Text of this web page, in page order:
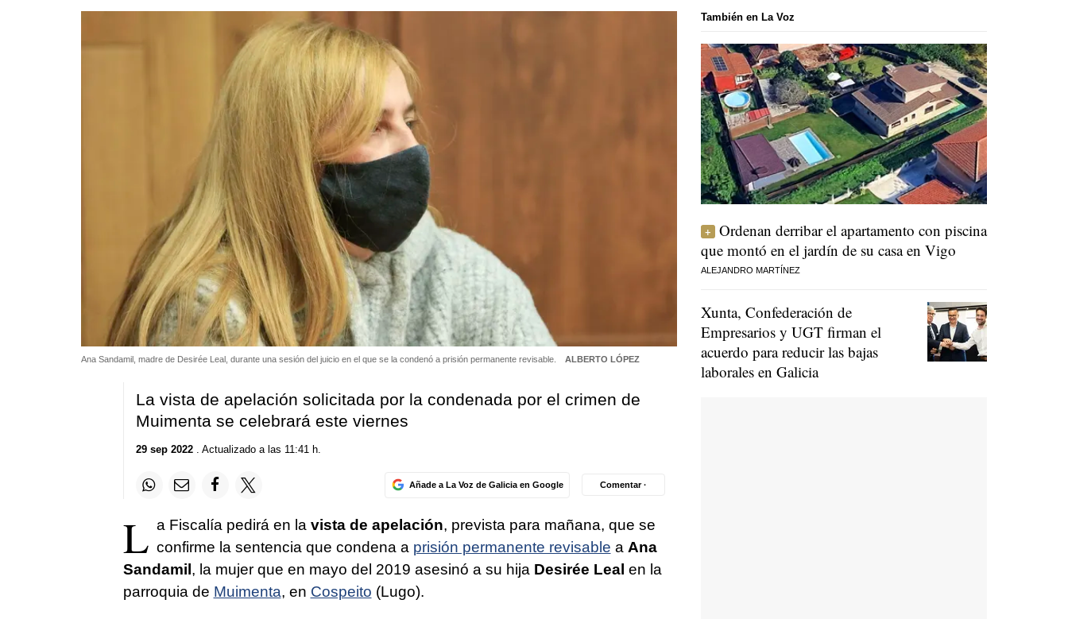
Ana Sandamil, madre de Desirée Leal, durante una sesión del juicio en el que se la condenó a prisión permanente revisable. ALBERTO LÓPEZ
La vista de apelación solicitada por la condenada por el crimen de
Muimenta se celebrará este viernes
29 sep 2022. Actualizado a las 11:41 h.
Añade a La Voz de Galicia en Google Comentar ·
L a Fiscalía pedirá en la vista de apelación, prevista para mañana, que se
confirme la sentencia que condena a prisión permanente revisable a Ana
Sandamil, la mujer que en mayo del 2019 asesinó a su hija Desirée Leal en la
parroquia de Muimenta, en Cospeito (Lugo).
También en La Voz
Ordenan derribar el apartamento con piscina
que montó en el jardín de su casa en Vigo
ALEJANDRO MARTÍNEZ
Xunta, Confederación de
Empresarios y UGT firman el
acuerdo para reducir las bajas
laborales en Galicia